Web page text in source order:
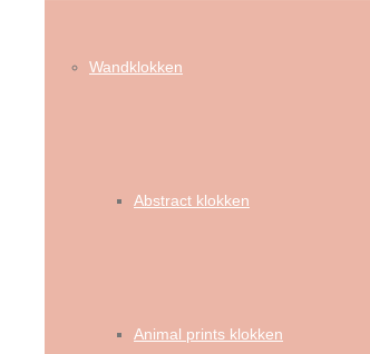
Wandklokken
Abstract klokken
Animal prints klokken